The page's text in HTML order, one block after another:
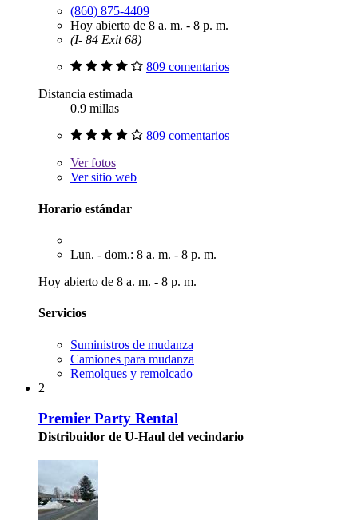
(860) 875-4409
Hoy abierto de 8 a. m. - 8 p. m.
(I- 84 Exit 68)
809 comentarios
Distancia estimada
0.9 millas
809 comentarios
Verfotos
Ver sitio web
Horario estándar
Lun. - dom.: 8 a. m. - 8 p. m.
Hoy abierto de 8 a. m. - 8 p. m.
Servicios
Suministros de mudanza
Camiones para mudanza
Remolques y remolcado
2
Premier Party Rental
Distribuidor de U-Haul del vecindario